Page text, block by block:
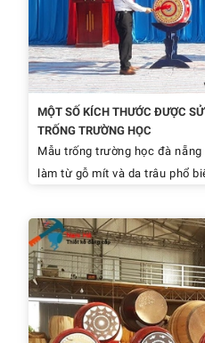
MỘT SỐ KÍCH THƯỚC ĐƯỢC
TRỐNG TRƯỜNG HỌC
Mẫu trống trường học đà
làm từ gỗ mít và da trâu phổ